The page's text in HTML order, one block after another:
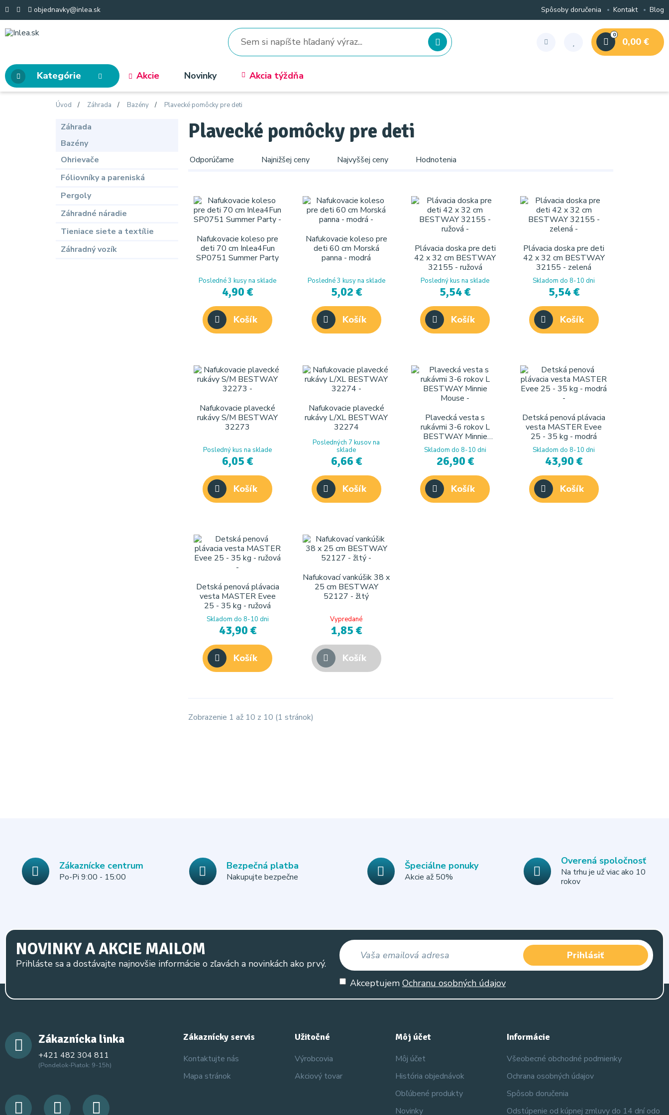
objednavky@inlea.sk Spôsoby doručenia Kontakt Blog
0
0,00 €
Kategórie Akcie Novinky Akcia týždňa
Úvod Záhrada Bazény Plavecké pomôcky pre deti
Záhrada
Bazény
Ohrievače
Fóliovníky a pareniská
Pergoly
Záhradné náradie
Tieniace siete a textílie
Záhradný vozík
Plavecké pomôcky pre deti
Odporúčame Najnižšej ceny Najvyššej ceny Hodnotenia
Nafukovacie koleso pre
deti 70 cm Inlea4Fun
SP0751 Summer Party
Posledné 3 kusy na sklade
4,90 €
Košík
Nafukovacie koleso pre
deti 60 cm Morská
panna - modrá
Posledné 3 kusy na sklade
5,02 €
Košík
Plávacia doska pre deti
42 x 32 cm BESTWAY
32155 - ružová
Posledný kus na sklade
5,54 €
Košík
Plávacia doska pre deti
42 x 32 cm BESTWAY
32155 - zelená
Skladom do 8-10 dni
5,54 €
Košík
Nafukovacie plavecké
rukávy S/M BESTWAY
32273
Posledný kus na sklade
6,05 €
Košík
Nafukovacie plavecké
rukávy L/XL BESTWAY
32274
Posledných 7 kusov na
sklade
6,66 €
Košík
Plavecká vesta s
rukávmi 3-6 rokov L
BESTWAY Minnie
Mouse
Skladom do 8-10 dni
26,90 €
Košík
Detská penová plávacia
vesta MASTER Evee
25 - 35 kg - modrá
Skladom do 8-10 dni
43,90 €
Košík
Detská penová plávacia
vesta MASTER Evee
25 - 35 kg - ružová
Skladom do 8-10 dni
43,90 €
Košík
Nafukovací vankúšik 38 x
25 cm BESTWAY
52127 - žltý
Vypredané
1,85 €
Košík
Zobrazenie 1 až 10 z 10 (1 stránok)
Zákaznícke centrum
Po-Pi 9:00 - 15:00
Bezpečná platba
Nakupujte bezpečne
Špeciálne ponuky
Akcie až 50%
Overená spoločnosť
Na trhu je už viac ako 10
rokov
NOVINKY A AKCIE MAILOM
Prihláste sa a dostávajte najnovšie informácie o zľavách a novinkách ako prvý.
Prihlásiť
Akceptujem Ochranu osobných údajov
Zákaznícka linka
+421 482 304 811
(Pondelok-Piatok: 9-15h)
Zákaznícky servis
Kontaktujte nás
Mapa stránok
Užitočné
Výrobcovia
Akciový tovar
Môj účet
Môj účet
História objednávok
Obľúbené produkty
Novinky
Informácie
Všeobecné obchodné podmienky
Ochrana osobných údajov
Spôsob doručenia
Odstúpenie od kúpnej zmluvy do 14 dní odo